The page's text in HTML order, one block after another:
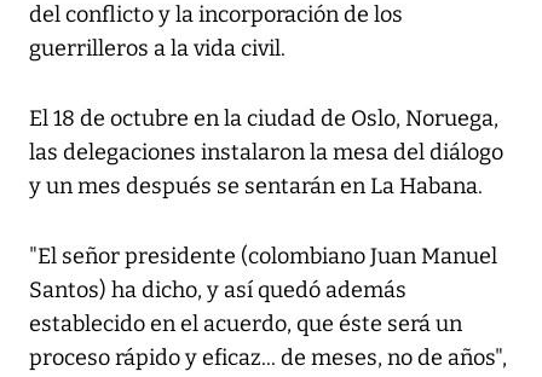
del conflicto y la incorporación de los
guerrilleros a la vida civil.
El 18 de octubre en la ciudad de Oslo, Noruega,
las delegaciones instalaron la mesa del diálogo
y un mes después se sentarán en La Habana.
"El señor presidente (colombiano Juan Manuel
Santos) ha dicho, y así quedó además
establecido en el acuerdo, que éste será un
proceso rápido y eficaz... de meses, no de años",